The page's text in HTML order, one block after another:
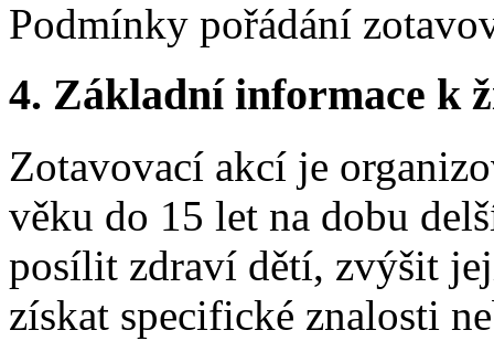
Podmínky pořádání
4. Základní informace k
Zotavovací akcí je
věku do 15 let na dobu
posílit zdraví dětí, zvýšit
získat specifické znalosti